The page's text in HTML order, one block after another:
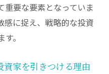
イント
府の地域
発エリアの特徴
戦略
重要な要素となっていま
感に捉え、戦略的な投資
。
資家を引きつける理由